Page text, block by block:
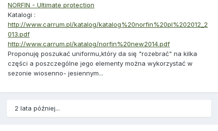
NORFIN - Ultimate protection
Katalogi :
http://www.carrum.pl/katalog/katalog%20norfin%20pl%202012_2
013.pdf
http://www.carrum.pl/katalog/norfin%20new2014.pdf
Proponuję poszukać uniformu,który da się "rozebrać" na kilka
części a poszczególne jego elementy można wykorzystać w
sezonie wiosenno- jesiennym...
2 lata później...